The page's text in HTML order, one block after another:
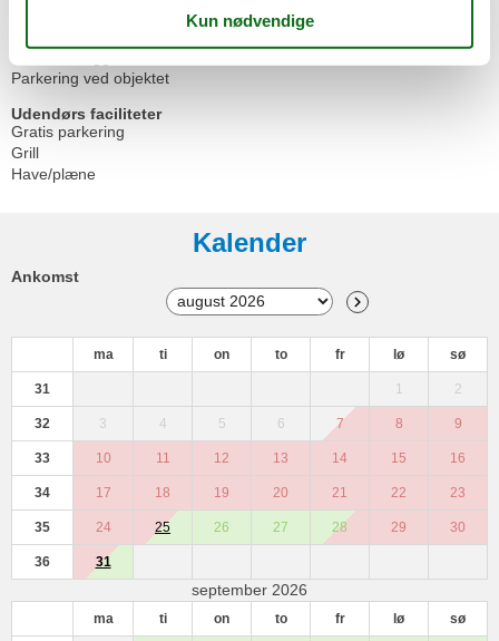
Parkering ved objektet
Udendørs faciliteter
Gratis parkering
Grill
Have/plæne
Kalender
Ankomst
ma ti on to fr lø sø
31 1 2
32 3 4 5 6 7 8 9
33 10 11 12 13 14 15 16
34 17 18 19 20 21 22 23
35 24 25 26 27 28 29 30
36 31
september 2026
ma ti on to fr lø sø